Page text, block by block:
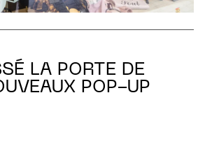
LA PORTE DE
POP-UP